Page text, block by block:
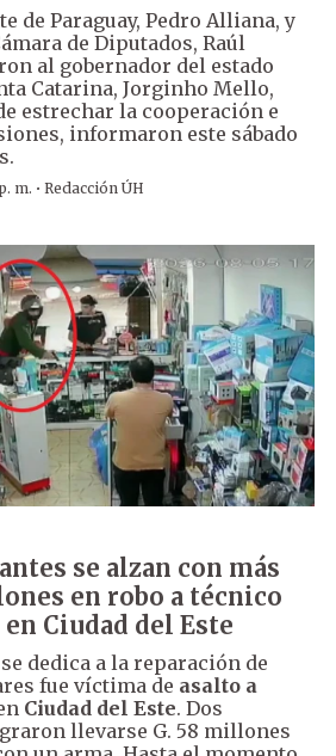
de Paraguay, Pedro Alliana, y
de Diputados, Raúl
al gobernador del estado
Catarina, Jorginho Mello,
estrechar la cooperación e
informaron este sábado
m. ·Redacción ÚH
se alzan con más
en robo a técnico
Ciudad del Este
dedica a la reparación de
fue víctima de asalto a
Ciudad del Este. Dos
llevarse G. 58 millones